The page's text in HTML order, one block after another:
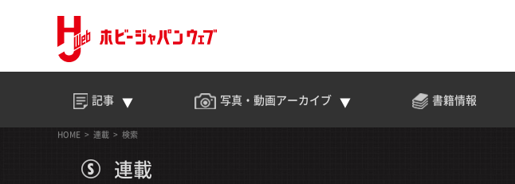
記事 写真・動画アーカイブ 書籍情報
HOME 連載 検索
連載